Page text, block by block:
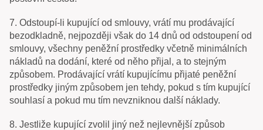
7. Odstoupí-li kupující od smlouvy, vrátí mu prodávající
bezodkladně, nejpozději však do 14 dnů od odstoupení od
smlouvy, všechny peněžní prostředky včetně minimálních
nákladů na dodání, které od něho přijal, a to stejným
způsobem. Prodávající vrátí kupujícímu přijaté peněžní
prostředky jiným způsobem jen tehdy, pokud s tím kupující
souhlasí a pokud mu tím nevzniknou další náklady.
8. Jestliže kupující zvolil jiný než nejlevnější způsob